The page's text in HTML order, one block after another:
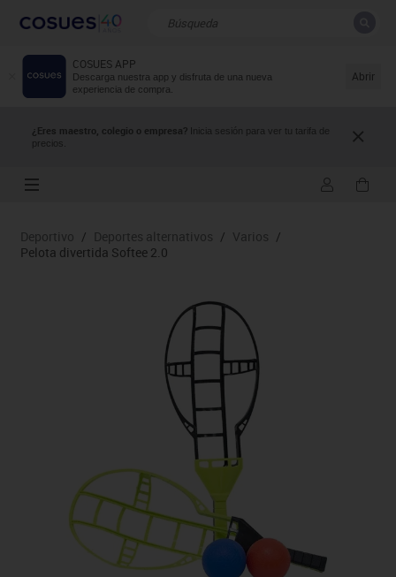
COSUES APP
Descarga nuestra app y disfruta de una nueva
experiencia de compra.
Abrir
¿Eres maestro, colegio o empresa? Inicia sesión para ver tu tarifa de
precios.
Resultados de la búsqueda
Deportivo / Deportes alternativos / Varios /
Pelota divertida Softee 2.0